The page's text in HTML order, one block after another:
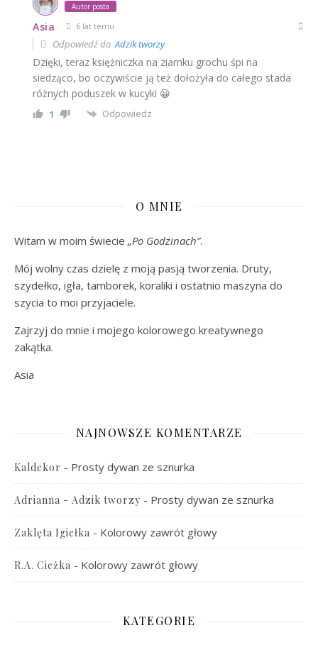
Autor posta
Asia 6 lat temu
Odpowiedź do Adzik tworzy
Dzięki, teraz księżniczka na ziarnku grochu śpi na
siedząco, bo oczywiście ją też dołożyła do całego stada
różnych poduszek w kucyki 😀
1 Odpowiedz
O MNIE
Witam w moim świecie „Po Godzinach”.
Mój wolny czas dzielę z moją pasją tworzenia. Druty,
szydełko, igła, tamborek, koraliki i ostatnio maszyna do
szycia to moi przyjaciele.
Zajrzyj do mnie i mojego kolorowego kreatywnego
zakątka.
Asia
NAJNOWSZE KOMENTARZE
Kaldekor - Prosty dywan ze sznurka
Adrianna - Adzik tworzy - Prosty dywan ze sznurka
Zaklęta Igiełka - Kolorowy zawrót głowy
R.A. Cieżka - Kolorowy zawrót głowy
KATEGORIE